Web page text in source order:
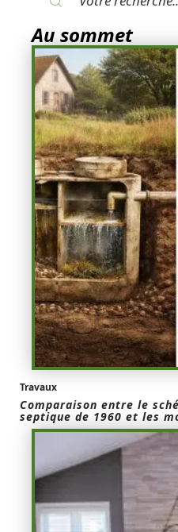
Au sommet
Travaux
Comparaison entre le
septique de 1960 et les